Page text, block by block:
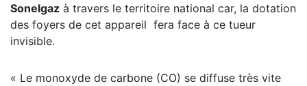
Sonelgaz à travers le territoire national car, la dotation
des foyers de cet appareil fera face à ce tueur
invisible.
« Le monoxyde de carbone (CO) se diffuse très vite